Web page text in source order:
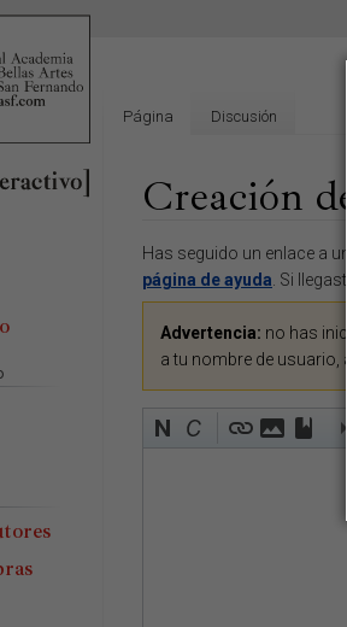
Creación
Ir
a
la
navegación
Ir
a
la
búsqueda
Has seguido un enlace a
página de ayuda. Si
Advertencia: no has
a tu nombre de usuario,
Página Discusión